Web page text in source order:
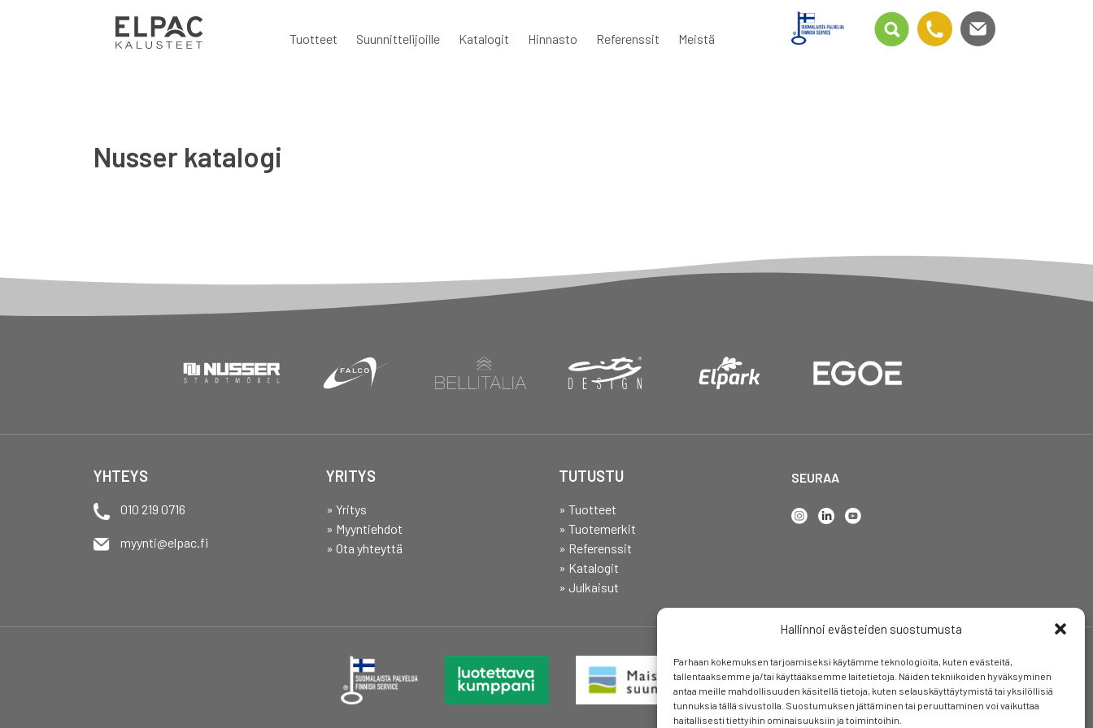
Hallinnoi evästeiden suostumusta
Parhaan kokemuksen tarjoamiseksi käytämme teknologioita, kuten evästeitä,
tallentaaksemme ja/tai käyttääksemme laitetietoja. Näiden tekniikoiden hyväksyminen
antaa meille mahdollisuuden käsitellä tietoja, kuten selauskäyttäytymistä tai yksilöllisiä
tunnuksia tällä sivustolla. Suostumuksen jättäminen tai peruuttaminen voi vaikuttaa
haitallisesti tiettyihin ominaisuuksiin ja toimintoihin.
Tuotteet Suunnittelijoille Katalogit Hinnasto Referenssit Meistä
Nusser katalogi
YHTEYS
010 219 0716
myynti@elpac.fi
YRITYS
» Yritys
» Myyntiehdot
» Ota yhteyttä
TUTUSTU
» Tuotteet
» Tuotemerkit
» Referenssit
» Katalogit
» Julkaisut
SEURAA